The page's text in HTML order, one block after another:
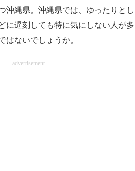
沖縄県。沖縄県では、ゆったりと
に遅刻しても特に気にしない人が
はないでしょうか。
advertisement